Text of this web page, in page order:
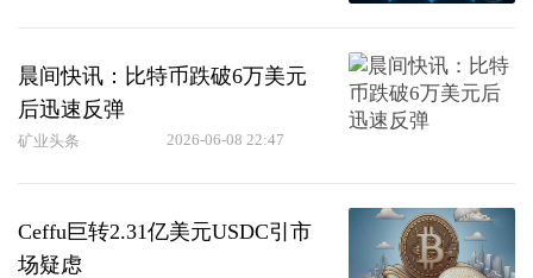
晨间快讯：比特币跌破6万美元
后迅速反弹
矿业头条 2026-06-08 22:47
Ceffu巨转2.31亿美元USDC引市
场疑虑